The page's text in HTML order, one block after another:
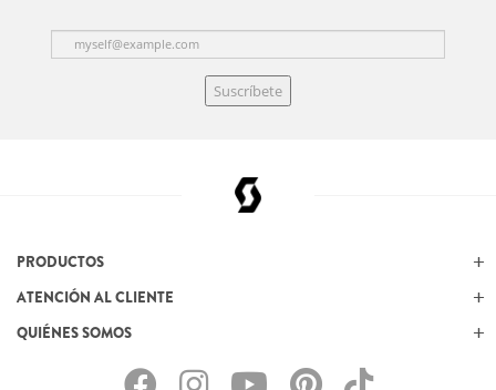
Suscríbete
PRODUCTOS
ATENCIÓN AL CLIENTE
QUIÉNES SOMOS